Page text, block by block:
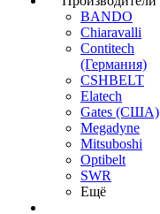
BANDO
Chiaravalli
Contitech
(Германия)
CSHBELT
Elatech
Gates (США)
Megadyne
Mitsuboshi
Optibelt
SWR
Ещё